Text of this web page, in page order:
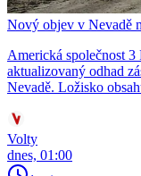
Nový objev v Nevadě
Americká společnost
aktualizovaný odhad
Nevadě. Ložisko
Volty
dnes, 01:00